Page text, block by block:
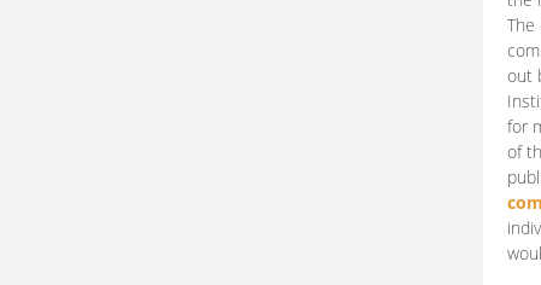
The
out
for
of